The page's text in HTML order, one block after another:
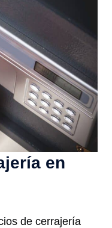
en
de cerrajería